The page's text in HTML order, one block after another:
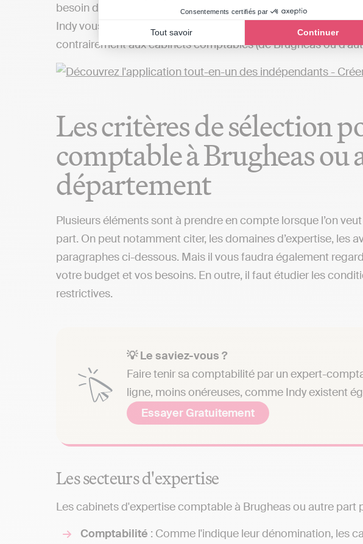
Consentements certifiés par
Tout savoir Continuer
besoin d’un cabinet comptable et qu’il est possible de le
Indy vous permettra de gérer votre comptabilité et
contrairement aux cabinets comptables (de Brugheas ou
Les critères de sélection
comptable à Brugheas ou
département
Plusieurs éléments sont à prendre en compte lorsque l’on
part. On peut notamment citer, les domaines d’expertise, les
paragraphes ci-dessous. Mais il vous faudra également
votre budget et vos besoins. En outre, il faut étudier les
restrictives.
💡 Le saviez-vous ?
Faire tenir sa comptabilité par un expert-
ligne, moins onéreuses, comme Indy existent
Essayer Gratuitement
Les secteurs d'expertise
Les cabinets d'expertise comptable à Brugheas ou autre
Comptabilité : Comme l'indique leur dénomination, les